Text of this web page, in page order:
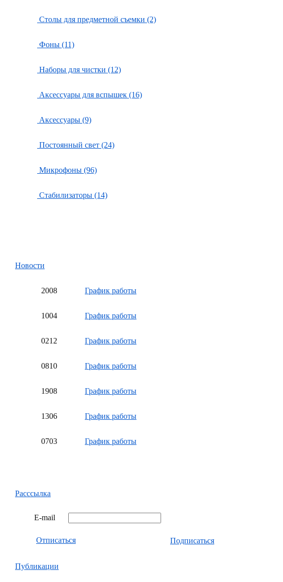
Столы для предметной съемки (2)
Фоны (11)
Наборы для чистки (12)
Аксессуары для вспышек (16)
Аксессуары (9)
Постоянный свет (24)
Микрофоны (96)
Стабилизаторы (14)
Новости
2008 График работы
1004 График работы
0212 График работы
0810 График работы
1908 График работы
1306 График работы
0703 График работы
Расссылка
E-mail
Отписаться Подписаться
Публикации